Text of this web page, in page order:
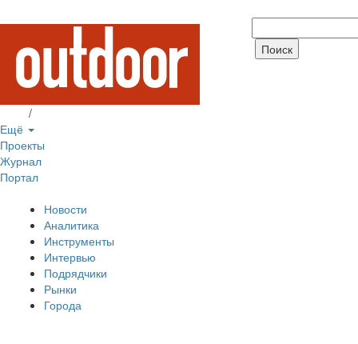
/
Ещё
Проекты
Журнал
Портал
Новости
Аналитика
Инструменты
Интервью
Подрядчики
Рынки
Города